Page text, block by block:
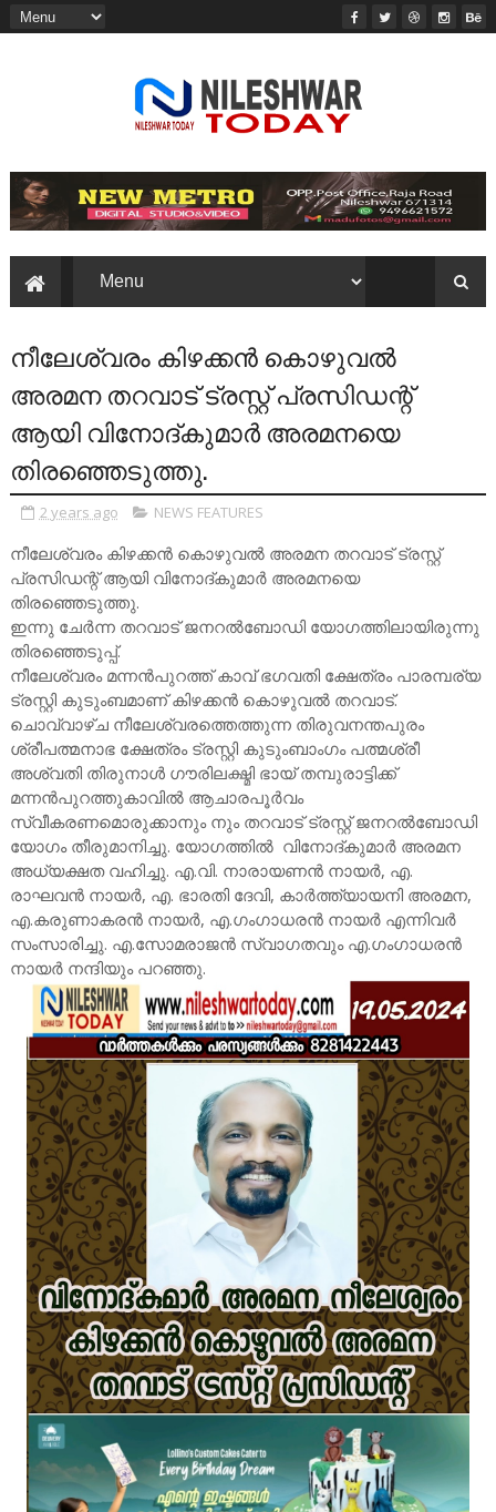
നീലേശ്വരം കിഴക്കൻ കൊഴുവൽ
അരമന തറവാട് ട്രസ്റ്റ് പ്രസിഡന്റ്
ആയി വിനോദ്കുമാർ അരമനയെ
തിരഞ്ഞെടുത്തു.
2 years ago NEWS FEATURES
നീലേശ്വരം കിഴക്കൻ കൊഴുവൽ അരമന തറവാട് ട്രസ്റ്റ്
പ്രസിഡന്റ് ആയി വിനോദ്കുമാർ അരമനയെ
തിരഞ്ഞെടുത്തു.
ഇന്നു ചേർന്ന തറവാട് ജനറൽബോഡി യോഗത്തിലായിരുന്നു
തിരഞ്ഞെടുപ്പ്.
നീലേശ്വരം മന്നൻപുറത്ത് കാവ് ഭഗവതി ക്ഷേത്രം പാരമ്പര്യ
ട്രസ്റ്റി കുടുംബമാണ് കിഴക്കൻ കൊഴുവൽ തറവാട്.
ചൊവ്വാഴ്ച നീലേശ്വരത്തെത്തുന്ന തിരുവനന്തപുരം
ശ്രീപത്മനാഭ ക്ഷേത്രം ട്രസ്റ്റി കുടുംബാംഗം പത്മശ്രീ
അശ്വതി തിരുനാൾ ഗൗരിലക്ഷ്മി ഭായ് തമ്പുരാട്ടിക്ക്
മന്നൻപുറത്തുകാവിൽ ആചാരപൂർവം
സ്വീകരണമൊരുക്കാനും നും തറവാട് ട്രസ്റ്റ് ജനറൽബോഡി
യോഗം തീരുമാനിച്ചു. യോഗത്തിൽ വിനോദ്കുമാർ അരമന
അധ്യക്ഷത വഹിച്ചു. എ.വി. നാരായണൻ നായർ, എ.
രാഘവൻ നായർ, എ. ഭാരതി ദേവി, കാർത്ത്യായനി അരമന,
എ.കരുണാകരൻ നായർ, എ.ഗംഗാധരൻ നായർ എന്നിവർ
സംസാരിച്ചു. എ.സോമരാജൻ സ്വാഗതവും എ.ഗംഗാധരൻ
നായർ നന്ദിയും പറഞ്ഞു.